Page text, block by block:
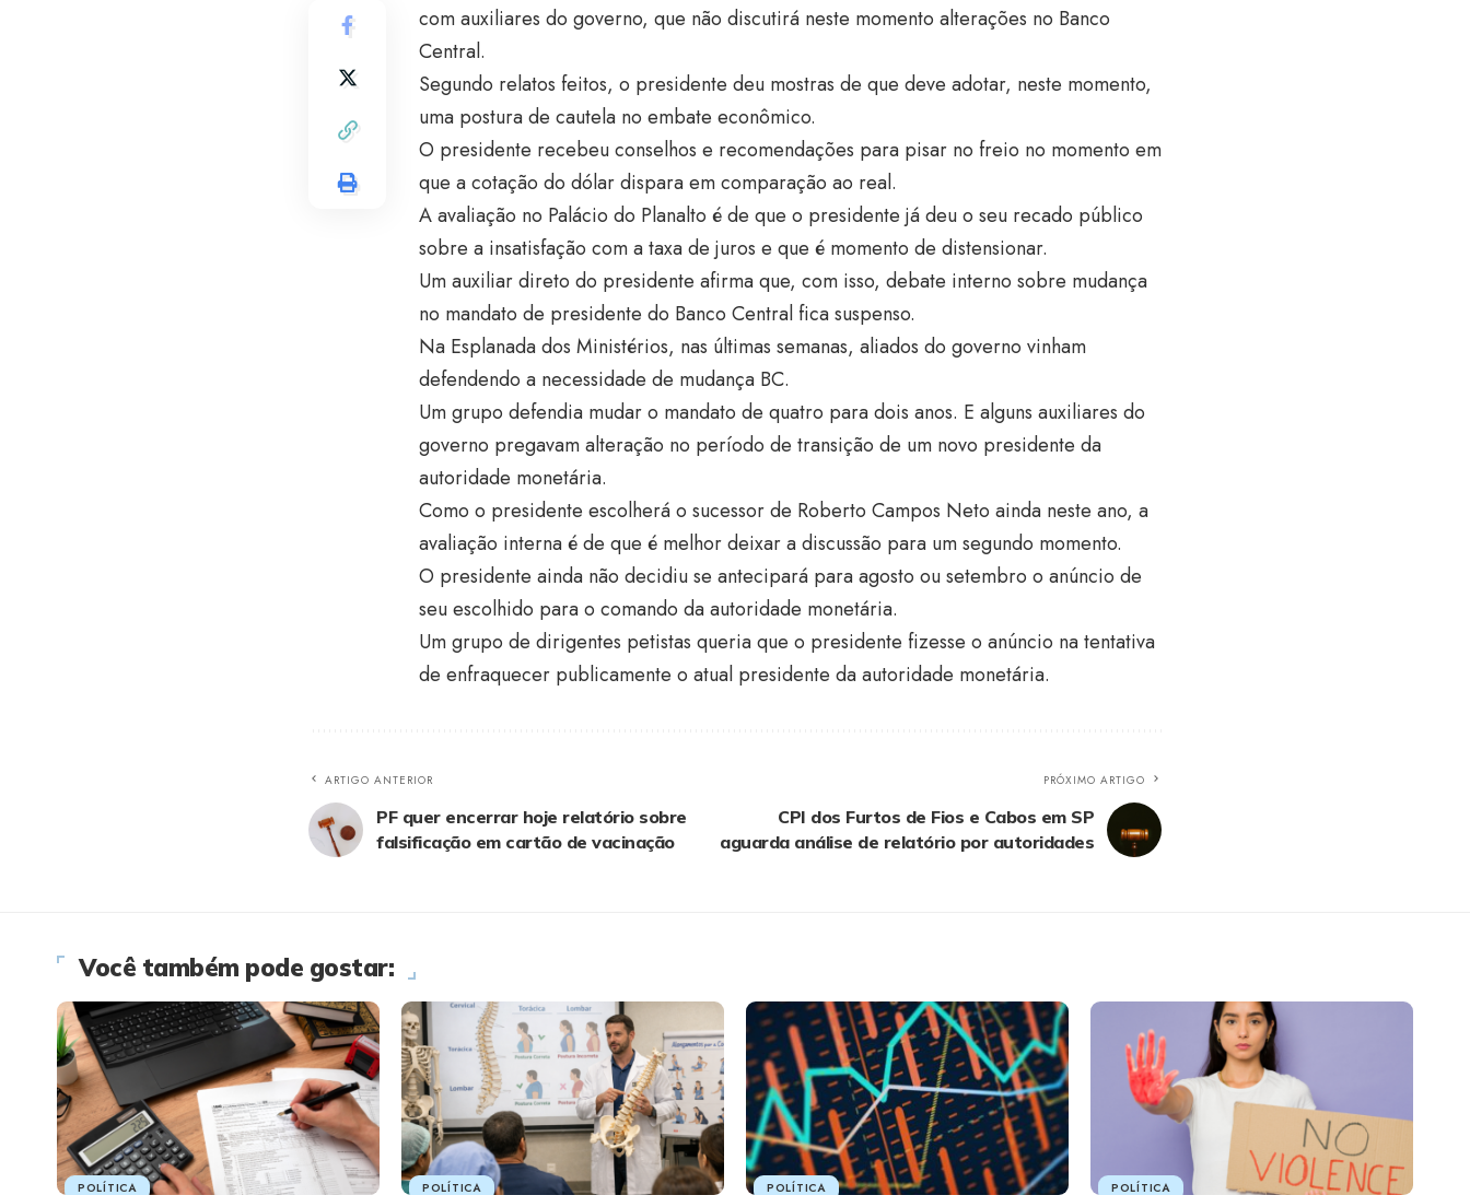
com auxiliares do governo, que não discutirá neste momento alterações no Banco
Central.
Segundo relatos feitos, o presidente deu mostras de que deve adotar, neste momento,
uma postura de cautela no embate econômico.
O presidente recebeu conselhos e recomendações para pisar no freio no momento em
que a cotação do dólar dispara em comparação ao real.
A avaliação no Palácio do Planalto é de que o presidente já deu o seu recado público
sobre a insatisfação com a taxa de juros e que é momento de distensionar.
Um auxiliar direto do presidente afirma que, com isso, debate interno sobre mudança
no mandato de presidente do Banco Central fica suspenso.
Na Esplanada dos Ministérios, nas últimas semanas, aliados do governo vinham
defendendo a necessidade de mudança BC.
Um grupo defendia mudar o mandato de quatro para dois anos. E alguns auxiliares do
governo pregavam alteração no período de transição de um novo presidente da
autoridade monetária.
Como o presidente escolherá o sucessor de Roberto Campos Neto ainda neste ano, a
avaliação interna é de que é melhor deixar a discussão para um segundo momento.
O presidente ainda não decidiu se antecipará para agosto ou setembro o anúncio de
seu escolhido para o comando da autoridade monetária.
Um grupo de dirigentes petistas queria que o presidente fizesse o anúncio na tentativa
de enfraquecer publicamente o atual presidente da autoridade monetária.
ARTIGO ANTERIOR
PF quer encerrar hoje relatório sobre
falsificação em cartão de vacinação
PRÓXIMO ARTIGO
CPI dos Furtos de Fios e Cabos em SP
aguarda análise de relatório por autoridades
Você também pode gostar:
POLÍTICA POLÍTICA POLÍTICA POLÍTICA